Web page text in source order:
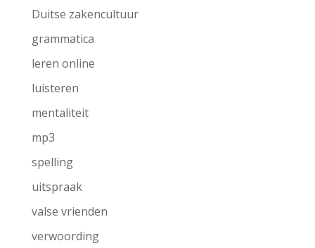
Duitse zakencultuur
grammatica
leren online
luisteren
mentaliteit
mp3
spelling
uitspraak
valse vrienden
verwoording